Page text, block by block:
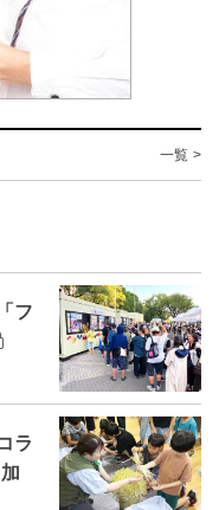
一覧 >
フ
ラ